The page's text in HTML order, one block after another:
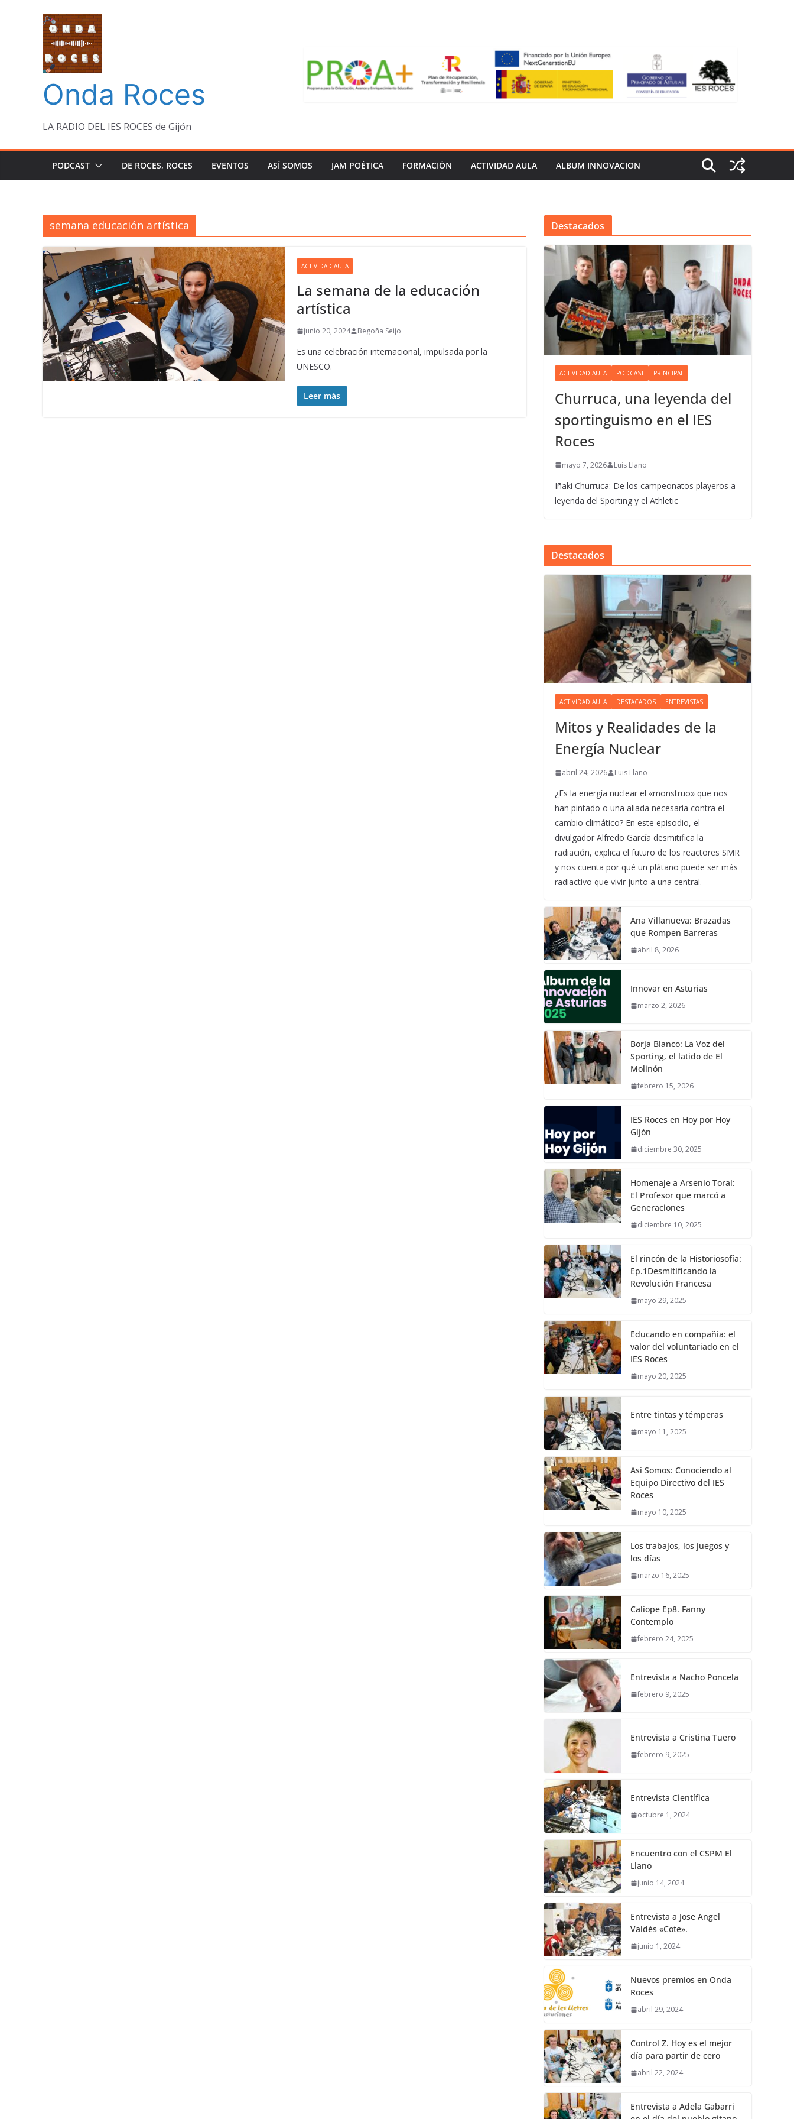
contenido
Onda Roces
LA RADIO DEL IES ROCES de Gijón
PODCAST DE ROCES, ROCES EVENTOS ASÍ SOMOS JAM POÉTICA FORMACIÓN ACTIVIDAD AULA ALBUM INNOVACION
semana educación artística
ACTIVIDAD AULA
La semana de la educación
artística
junio 20, 2024 Begoña Seijo
Es una celebración internacional, impulsada por la
UNESCO.
Leer más
Destacados
ACTIVIDAD AULA PODCAST PRINCIPAL
Churruca, una leyenda del
sportinguismo en el IES
Roces
mayo 7, 2026 Luis Llano
Iñaki Churruca: De los campeonatos playeros a
leyenda del Sporting y el Athletic
Destacados
ACTIVIDAD AULA DESTACADOS ENTREVISTAS
Mitos y Realidades de la
Energía Nuclear
abril 24, 2026 Luis Llano
¿Es la energía nuclear el «monstruo» que nos
han pintado o una aliada necesaria contra el
cambio climático? En este episodio, el
divulgador Alfredo García desmitifica la
radiación, explica el futuro de los reactores SMR
y nos cuenta por qué un plátano puede ser más
radiactivo que vivir junto a una central.
Ana Villanueva: Brazadas
que Rompen Barreras
abril 8, 2026
Innovar en Asturias
marzo 2, 2026
Borja Blanco: La Voz del
Sporting, el latido de El
Molinón
febrero 15, 2026
IES Roces en Hoy por Hoy
Gijón
diciembre 30, 2025
Homenaje a Arsenio Toral:
El Profesor que marcó a
Generaciones
diciembre 10, 2025
El rincón de la Historiosofía:
Ep.1Desmitificando la
Revolución Francesa
mayo 29, 2025
Educando en compañía: el
valor del voluntariado en el
IES Roces
mayo 20, 2025
Entre tintas y témperas
mayo 11, 2025
Así Somos: Conociendo al
Equipo Directivo del IES
Roces
mayo 10, 2025
Los trabajos, los juegos y
los días
marzo 16, 2025
Calíope Ep8. Fanny
Contemplo
febrero 24, 2025
Entrevista a Nacho Poncela
febrero 9, 2025
Entrevista a Cristina Tuero
febrero 9, 2025
Entrevista Científica
octubre 1, 2024
Encuentro con el CSPM El
Llano
junio 14, 2024
Entrevista a Jose Angel
Valdés «Cote».
junio 1, 2024
Nuevos premios en Onda
Roces
abril 29, 2024
Control Z. Hoy es el mejor
día para partir de cero
abril 22, 2024
Entrevista a Adela Gabarri